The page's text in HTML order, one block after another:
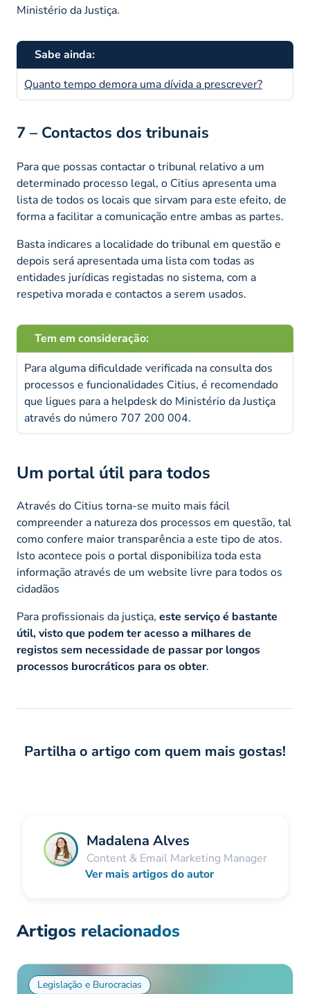
Ministério da Justiça.
Sabe ainda:
Quanto tempo demora uma dívida a prescrever?
7 – Contactos dos tribunais
Para que possas contactar o tribunal relativo a um
determinado processo legal, o Citius apresenta uma
lista de todos os locais que sirvam para este efeito, de
forma a facilitar a comunicação entre ambas as partes.
Basta indicares a localidade do tribunal em questão e
depois será apresentada uma lista com todas as
entidades jurídicas registadas no sistema, com a
respetiva morada e contactos a serem usados.
Tem em consideração:
Para alguma dificuldade verificada na consulta dos
processos e funcionalidades Citius, é recomendado
que ligues para a helpdesk do Ministério da Justiça
através do número 707 200 004.
Um portal útil para todos
Através do Citius torna-se muito mais fácil
compreender a natureza dos processos em questão, tal
como confere maior transparência a este tipo de atos.
Isto acontece pois o portal disponibiliza toda esta
informação através de um website livre para todos os
cidadãos
Para profissionais da justiça, este serviço é bastante
útil, visto que podem ter acesso a milhares de
registos sem necessidade de passar por longos
processos burocráticos para os obter.
Partilha o artigo com quem mais gostas!
Madalena Alves
Content & Email Marketing Manager
Ver mais artigos do autor
Artigos relacionados
Legislação e Burocracias